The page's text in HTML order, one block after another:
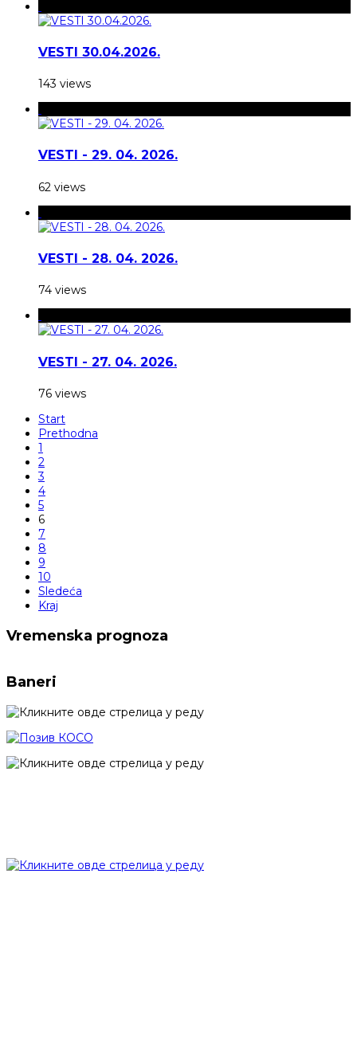
VESTI 30.04.2026.
143 views
VESTI - 29. 04. 2026.
62 views
VESTI - 28. 04. 2026.
74 views
VESTI - 27. 04. 2026.
76 views
Start
Prethodna
1
2
3
4
5
6
7
8
9
10
Sledeća
Kraj
Vremenska prognoza
Baneri